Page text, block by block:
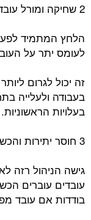
2 שחיקה ומורל עובדים:
הלחץ המתמיד
לעומס יתר על
זה יכול לגרום
בעבודה ולעלייה
בעלויות הראשוניות.
3 חוסר יתירות והכשרה צולבת:
גישה הניהול רזה
עובדים עוברים
בודדות אם עובד